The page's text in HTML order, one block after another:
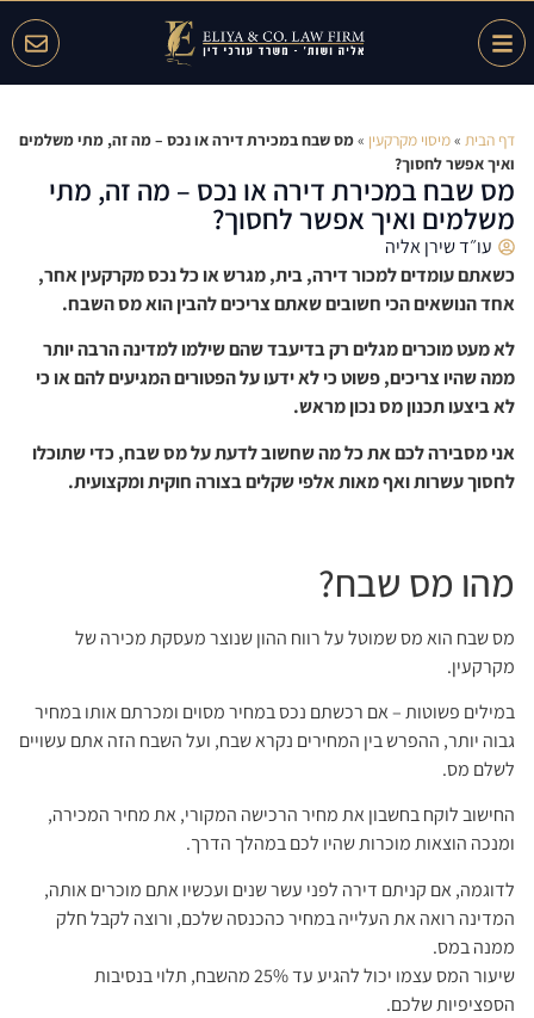
דף הבית »מיסוי מקרקעין »מס שבח במכירת דירה או נכס – מה זה, מתי משלמים
ואיך אפשר לחסוך?
מס שבח במכירת דירה או נכס – מה זה, מתי
משלמים ואיך אפשר לחסוך?
עו״ד שירן אליה
כשאתם עומדים למכור דירה, בית, מגרש או כל נכס מקרקעין אחר,
אחד הנושאים הכי חשובים שאתם צריכים להבין הוא מס השבח.
לא מעט מוכרים מגלים רק בדיעבד שהם שילמו למדינה הרבה יותר
ממה שהיו צריכים, פשוט כי לא ידעו על הפטורים המגיעים להם או כי
לא ביצעו תכנון מס נכון מראש.
אני מסבירה לכם את כל מה שחשוב לדעת על מס שבח, כדי שתוכלו
לחסוך עשרות ואף מאות אלפי שקלים בצורה חוקית ומקצועית.
מהו מס שבח?
מס שבח הוא מס שמוטל על רווח ההון שנוצר מעסקת מכירה של
מקרקעין.
במילים פשוטות – אם רכשתם נכס במחיר מסוים ומכרתם אותו במחיר
גבוה יותר, ההפרש בין המחירים נקרא שבח, ועל השבח הזה אתם עשויים
לשלם מס.
החישוב לוקח בחשבון את מחיר הרכישה המקורי, את מחיר המכירה,
ומנכה הוצאות מוכרות שהיו לכם במהלך הדרך.
לדוגמה, אם קניתם דירה לפני עשר שנים ועכשיו אתם מוכרים אותה,
המדינה רואה את העלייה במחיר כהכנסה שלכם, ורוצה לקבל חלק
ממנה במס.
שיעור המס עצמו יכול להגיע עד 25% מהשבח, תלוי בנסיבות
הספציפיות שלכם.